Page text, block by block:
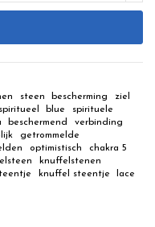
steen bescherming
ziel
spiritueel blue
spirituele
beschermend
verbinding
getrommelde
optimistisch
chakra 5
knuffelstenen
knuffel steentje lace